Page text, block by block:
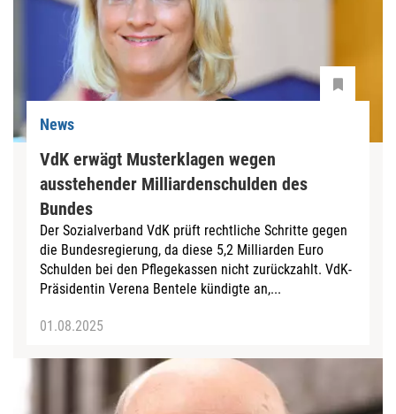
News
VdK erwägt Musterklagen wegen
ausstehender Milliardenschulden des
Bundes
Der Sozialverband VdK prüft rechtliche Schritte gegen
die Bundesregierung, da diese 5,2 Milliarden Euro
Schulden bei den Pflegekassen nicht zurückzahlt. VdK-
Präsidentin Verena Bentele kündigte an,...
01.08.2025